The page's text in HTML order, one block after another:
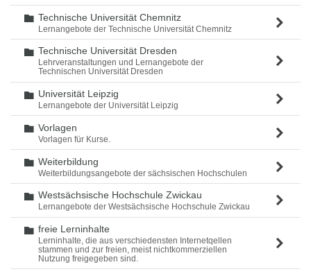
Ordner
Technische Universität Chemnitz
Lernangebote der Technische Universität Chemnitz
Ordner
Technische Universität Dresden
Lehrveranstaltungen und Lernangebote der
Technischen Universität Dresden
Ordner
Universität Leipzig
Lernangebote der Universität Leipzig
Ordner
Vorlagen
Vorlagen für Kurse.
Ordner
Weiterbildung
Weiterbildungsangebote der sächsischen Hochschulen
Ordner
Westsächsische Hochschule Zwickau
Lernangebote der Westsächsische Hochschule Zwickau
Ordner
freie Lerninhalte
Lerninhalte, die aus verschiedensten Internetqellen
stammen und zur freien, meist nichtkommerziellen
Nutzung freigegeben sind.